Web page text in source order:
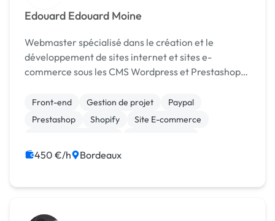
Edouard Edouard Moine
Webmaster spécialisé dans le création et le
développement de sites internet et sites e-
commerce sous les CMS Wordpress et Prestashop.
tous vos contenus marketing pour votre stratégie
de communi...
Front-end Gestion de projet
Paypal
Prestashop
Shopify
Site E-commerce
CSS, HTML, XML
Création de site internet
450 €/h Bordeaux